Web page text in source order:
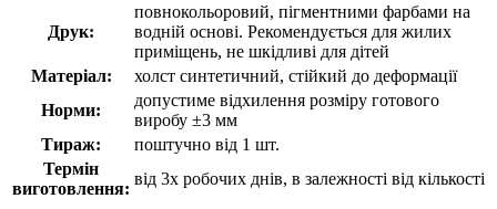
Друк:
повнокольоровий, пігментними фарбами на
водній основі. Рекомендується для жилих
приміщень, не шкідливі для дітей
Матеріал:
холст синтетичний, стійкий до деформації
Норми:
допустиме відхилення розміру готового
виробу ±3 мм
Тираж:
поштучно від 1 шт.
Термін
виготовлення:
від 3х робочих днів, в залежності від кількості